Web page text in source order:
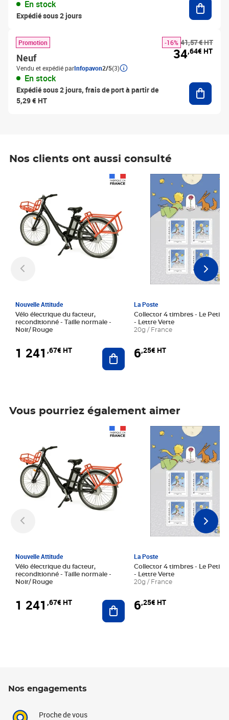
En stock
Expédié sous 2 jours
Promotion
Neuf
Vendu et expédié parInfopavon2/5(3)
En stock
Expédié sous 2 jours, frais de port à partir de
5,29 € HT
41,57 € HT
-16%
34,64€ HT
Nos clients ont aussi consulté
Nouvelle Attitude
Vélo électrique du facteur,
reconditionné - Taille normale -
Noir/ Rouge
1 241 ,67€ HT Ajouter au panier
La Poste
Collector 4 timbres - Le Petit
- Lettre Verte
20g / France
6,25€ HT
Prix 6,25€ HT
Vous pourriez également aimer
Nouvelle Attitude
Vélo électrique du facteur,
reconditionné - Taille normale -
Noir/ Rouge
1 241 ,67€ HT Ajouter au panier
La Poste
Collector 4 timbres - Le Petit
- Lettre Verte
20g / France
6,25€ HT
Prix 6,25€ HT
Nos engagements
Proche de vous